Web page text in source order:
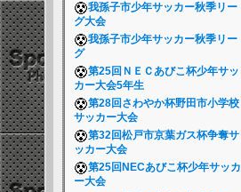
我孫子市少年サッカー秋季リー
グ大会
我孫子市少年サッカー秋季リー
グ
第25回ＮＥＣあびこ杯少年サッ
カー大会5年生
第28回さわやか杯野田市小学校
サッカー大会
第32回松戸市京葉ガス杯争奪サ
ッカー大会
第25回NECあびこ杯少年サッカ
ー大会